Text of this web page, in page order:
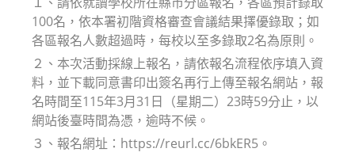
100名，依本署初階資格審查會議結果擇優錄取；如
各區報名人數超過時，每校以至多錄取2名為原則。
２、本次活動採線上報名，請依報名流程依序填入資
料，並下載同意書印出簽名再行上傳至報名網站，報
名時間至115年3月31日（星期二）23時59分止，以
網站後臺時間為憑，逾時不候。
３、報名網址：https://reurl.cc/6bkER5。